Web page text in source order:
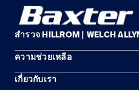
สำรวจ HILLROM | WELCH
พื้นที่การแก้ปัญหา
ผลิตภัณฑ์
ความช่วยเหลือ
ติดต่อเรา
เกี่ยวกับเรา